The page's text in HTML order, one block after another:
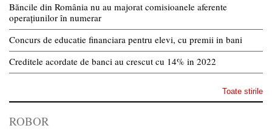
Băncile din România nu au majorat comisioanele aferente
operațiunilor în numerar
Concurs de educatie financiara pentru elevi, cu premii in bani
Creditele acordate de banci au crescut cu 14% in 2022
Toate stirile
ROBOR